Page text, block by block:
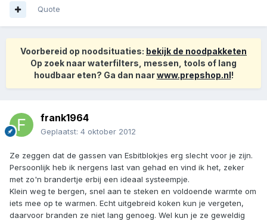
Quote
Voorbereid op noodsituaties: bekijk de noodpakketen
Op zoek naar waterfilters, messen, tools of lang
houdbaar eten? Ga dan naarwww.prepshop.nl!
frank1964
Geplaatst: 4 oktober 2012
Ze zeggen dat de gassen van Esbitblokjes erg slecht voor je zijn.
Persoonlijk heb ik nergens last van gehad en vind ik het, zeker
met zo'n brandertje erbij een ideaal systeempje.
Klein weg te bergen, snel aan te steken en voldoende warmte om
iets mee op te warmen. Echt uitgebreid koken kun je vergeten,
daarvoor branden ze niet lang genoeg. Wel kun je ze geweldig